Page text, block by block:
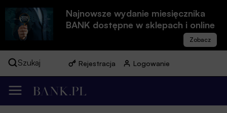
Najnowsze wydanie miesięcznika
BANK dostępne w sklepach i online
Szukaj Rejestracja Logowanie